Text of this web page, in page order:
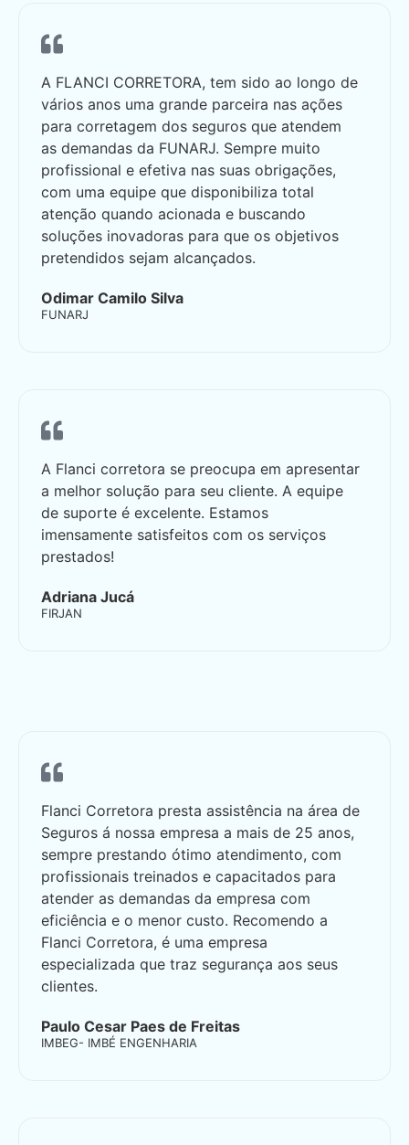
A FLANCI CORRETORA, tem sido ao longo de
vários anos uma grande parceira nas ações
para corretagem dos seguros que atendem
as demandas da FUNARJ. Sempre muito
profissional e efetiva nas suas obrigações,
com uma equipe que disponibiliza total
atenção quando acionada e buscando
soluções inovadoras para que os objetivos
pretendidos sejam alcançados.
Odimar Camilo Silva
FUNARJ
A Flanci corretora se preocupa em apresentar
a melhor solução para seu cliente. A equipe
de suporte é excelente. Estamos
imensamente satisfeitos com os serviços
prestados!
Adriana Jucá
FIRJAN
Flanci Corretora presta assistência na área de
Seguros á nossa empresa a mais de 25 anos,
sempre prestando ótimo atendimento, com
profissionais treinados e capacitados para
atender as demandas da empresa com
eficiência e o menor custo. Recomendo a
Flanci Corretora, é uma empresa
especializada que traz segurança aos seus
clientes.
Paulo Cesar Paes de Freitas
IMBEG- IMBÉ ENGENHARIA